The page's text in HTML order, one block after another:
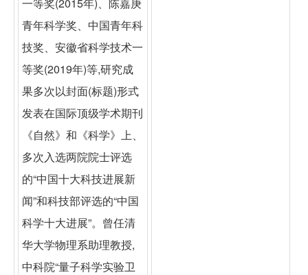
青年科学奖、中国青年科
技奖、安徽省科学技术一
等奖(2019年)等,研究成
果多次以封面(标题)形式
发表在国际顶级学术期刊
《自然》和《科学》上、
多次入选两院院士评选
的“中国十大科技进展新
闻”和科技部评选的“中国
科学十大进展”。曾任清
华大学物理系助理教授,
中科院“量子科学实验卫